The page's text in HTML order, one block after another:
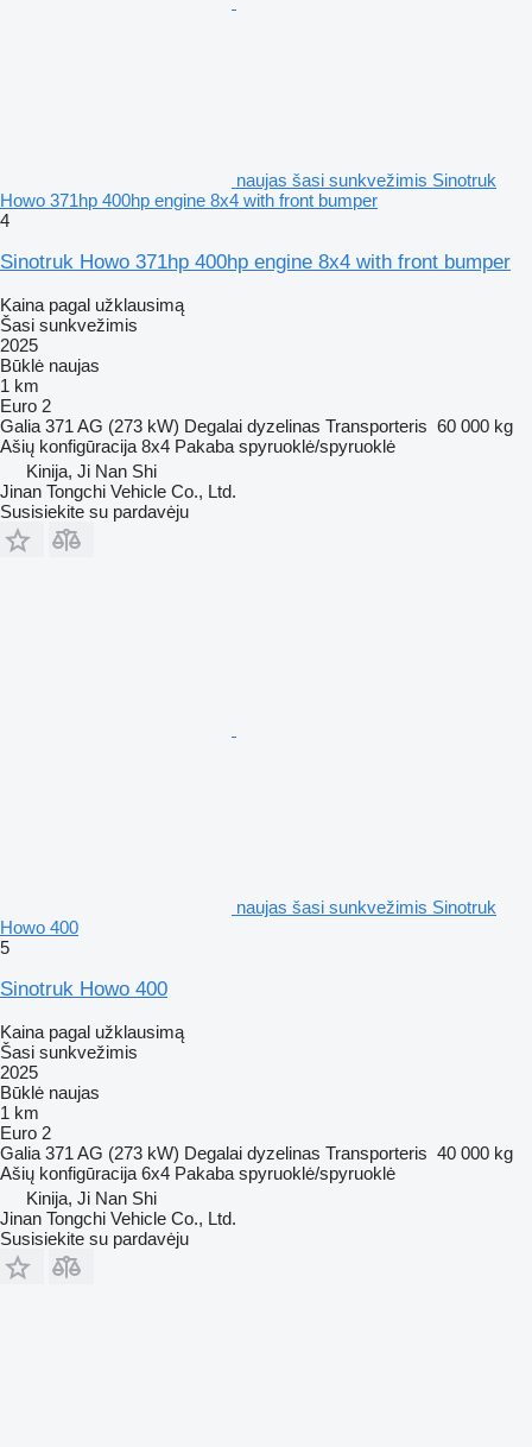
naujas šasi sunkvežimis Sinotruk
Howo 371hp 400hp engine 8x4 with front bumper
4
Sinotruk Howo 371hp 400hp engine 8x4 with front bumper
Kaina pagal užklausimą
Šasi sunkvežimis
2025
Būklė naujas
1 km
Euro 2
Galia 371 AG (273 kW) Degalai dyzelinas Transporteris 60 000 kg
Ašių konfigūracija 8x4 Pakaba spyruoklė/spyruoklė
Kinija, Ji Nan Shi
Jinan Tongchi Vehicle Co., Ltd.
Susisiekite su pardavėju
naujas šasi sunkvežimis Sinotruk
Howo 400
5
Sinotruk Howo 400
Kaina pagal užklausimą
Šasi sunkvežimis
2025
Būklė naujas
1 km
Euro 2
Galia 371 AG (273 kW) Degalai dyzelinas Transporteris 40 000 kg
Ašių konfigūracija 6x4 Pakaba spyruoklė/spyruoklė
Kinija, Ji Nan Shi
Jinan Tongchi Vehicle Co., Ltd.
Susisiekite su pardavėju